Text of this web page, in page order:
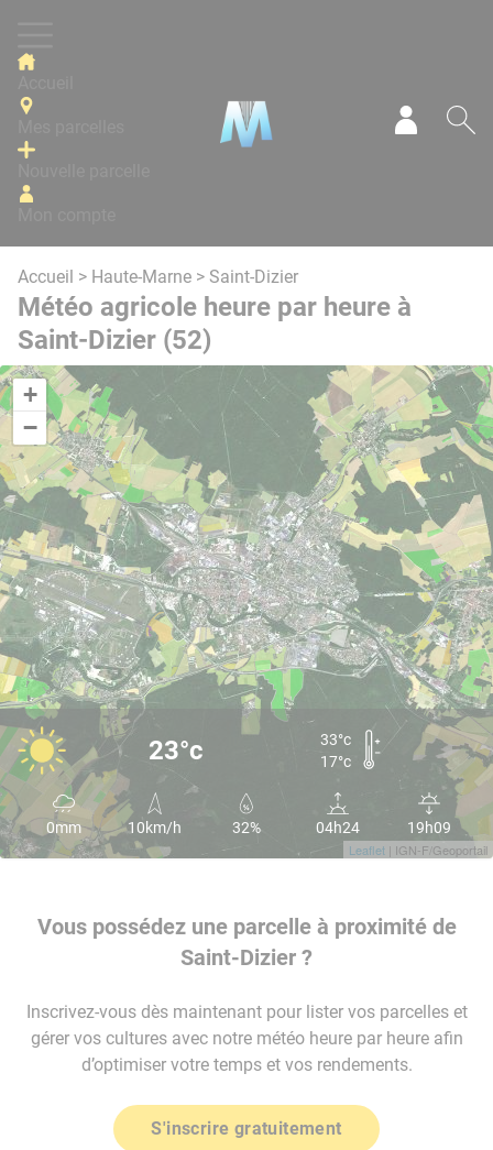
Accueil > Haute-Marne > Saint-Dizier
Météo agricole heure par heure à
Saint-Dizier (52)
+
−
Leaflet | IGN-F/Geoportail
23°c
33°c
17°c
0mm 10km/h 32% 04h24 19h09
Vous possédez une parcelle à proximité de
Saint-Dizier ?
Inscrivez-vous dès maintenant pour lister vos parcelles et
gérer vos cultures avec notre météo heure par heure afin
d’optimiser votre temps et vos rendements.
S'inscrire gratuitement